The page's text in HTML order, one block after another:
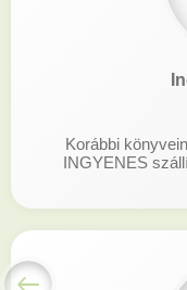
Korábbi
INGYENES